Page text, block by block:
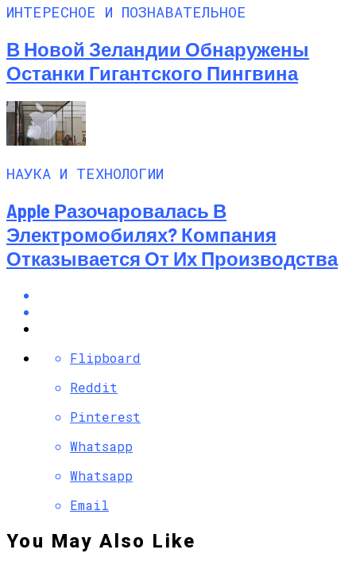
ИНТЕРЕСНОЕ И ПОЗНАВАТЕЛЬНОЕ
В Новой Зеландии Обнаружены
Останки Гигантского Пингвина
НАУКА И ТЕХНОЛОГИИ
Apple Разочаровалась В
Электромобилях? Компания
Отказывается От Их Производства
Flipboard
Reddit
Pinterest
Whatsapp
Whatsapp
Email
You May Also Like